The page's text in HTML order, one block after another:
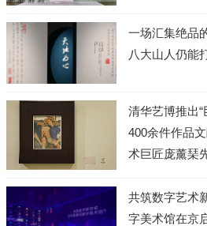
一场汇集绝品
八大山人仍能
清华艺博推出“
400余件作品
术巨匠庞薰琹
共筑数字艺术
字美术馆在京